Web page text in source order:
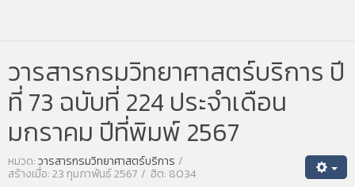
วารสารกรมวิทยาศาสตร์บริการ ปี
ที่ 73 ฉบับที่ 224 ประจำเดือน
มกราคม ปีที่พิมพ์ 2567
หมวด:วารสารกรมวิทยาศาสตร์บริการ
สร้างเมื่อ: 23 กุมภาพันธ์ 2567 ฮิต: 8034